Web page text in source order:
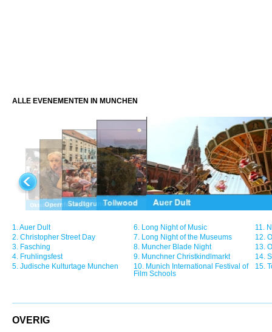
ALLE EVENEMENTEN IN MUNCHEN
1.Auer Dult
2. Christopher Street Day
3. Fasching
4. Fruhlingsfest
5. Judische Kulturtage Munchen
6. Long Night of Music
7. Long Night of the Museums
8. Muncher Blade Night
9. Munchner Christkindlmarkt
10. Munich International Festival of
Film Schools
11.
12.
13.
14.
15.
OVERIG